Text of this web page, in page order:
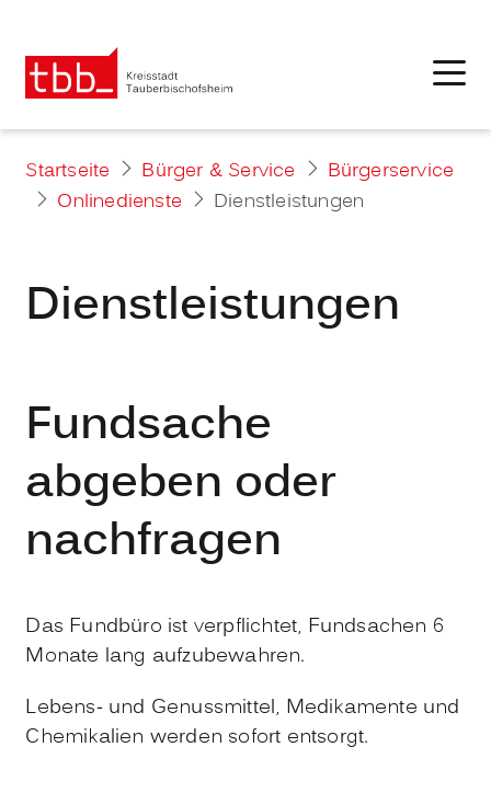
Startseite Bürger & Service
Bürgerservice
Onlinedienste
Dienstleistungen
Dienstleistungen
Fundsache
abgeben oder
nachfragen
Das Fundbüro ist verpflichtet, Fundsachen 6
Monate lang aufzubewahren.
Lebens- und Genussmittel, Medikamente und
Chemikalien werden sofort entsorgt.